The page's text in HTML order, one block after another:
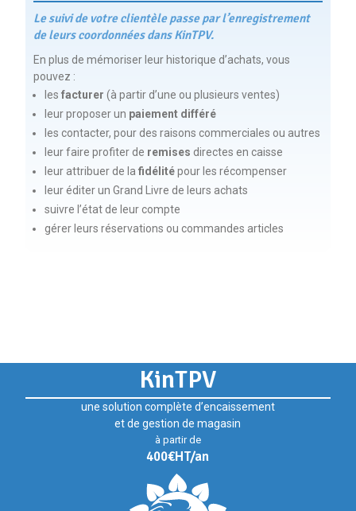
Le suivi de votre clientèle passe par l’enregistrement
de leurs coordonnées dans KinTPV.
En plus de mémoriser leur historique d’achats, vous
pouvez :
les facturer (à partir d’une ou plusieurs ventes)
leur proposer un paiement différé
les contacter, pour des raisons commerciales ou autres
leur faire profiter de remises directes en caisse
leur attribuer de la fidélitépour les récompenser
leur éditer un Grand Livre de leurs achats
suivre l’état de leur compte
gérer leurs réservations ou commandes articles
KinTPV
une solution complète d’encaissement
et de gestion de magasin
à partir de
400€HT/an